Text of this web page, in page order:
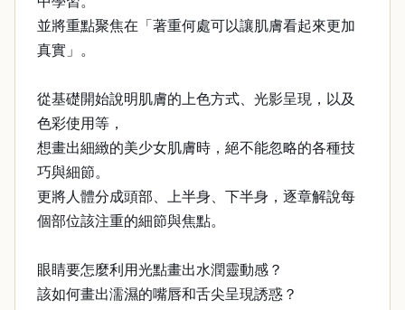
並將重點聚焦在「著重何處可以讓肌膚看起來更加
真實」。
從基礎開始說明肌膚的上色方式、光影呈現，以及
色彩使用等，
想畫出細緻的美少女肌膚時，絕不能忽略的各種技
巧與細節。
更將人體分成頭部、上半身、下半身，逐章解說每
個部位該注重的細節與焦點。
眼睛要怎麼利用光點畫出水潤靈動感？
該如何畫出濡濕的嘴唇和舌尖呈現誘惑？